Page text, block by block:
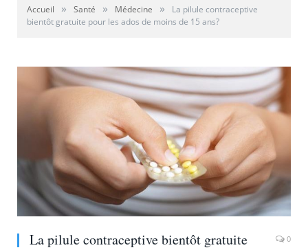
Accueil » Santé » Médecine »
La pilule contraceptive
bientôt gratuite pour les ados de moins de 15 ans?
La pilule contraceptive bientôt gratuite
0